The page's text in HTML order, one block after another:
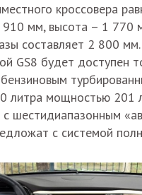
кроссовера
мм, высота – 1 770
составляет 2 800
GS8 будет доступен
литра мощностью 201
с шестидиапазонным
с системой